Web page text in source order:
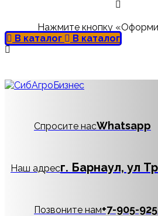
Нажмите кнопку
В каталог
В каталог
Спросите насWhatsapp
Наш адресг. Барнаул, ул
Позвоните нам‪+7-905-